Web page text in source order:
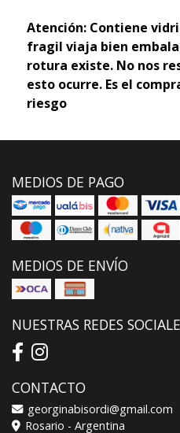
Atención: Contiene
fragil viaja bien
rotura existe. No nos
esto ocurre. Es el
riesgo
MEDIOS DE PAGO
MEDIOS DE ENVÍO
NUESTRAS REDES
CONTACTO
georginabisordi@gmail.com
Rosario - Argentina